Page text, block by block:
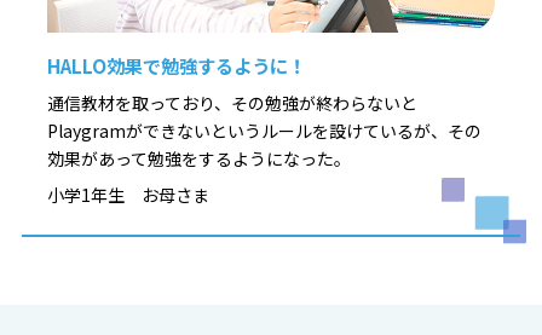
HALLO効果で勉強するように！
通信教材を取っており、その勉強が終わらないと
Playgramができないというルールを設けているが、その
効果があって勉強をするようになった。
小学1年生 お母さま